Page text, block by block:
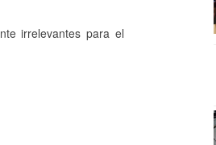
irrelevantes para el